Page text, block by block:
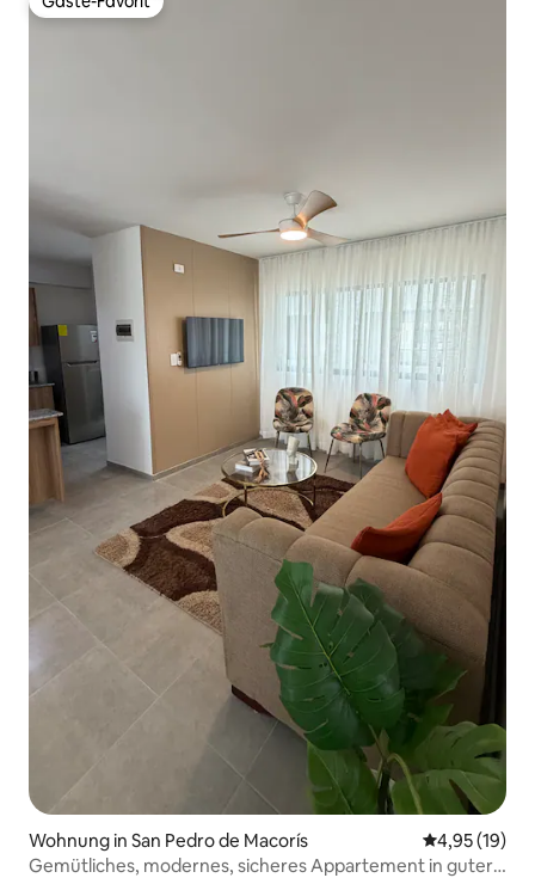
Gäste-Favorit
Wohnung in San Pedro de Macorís
4,95 (19)
Gemütliches, modernes, sicheres Appartement in guter